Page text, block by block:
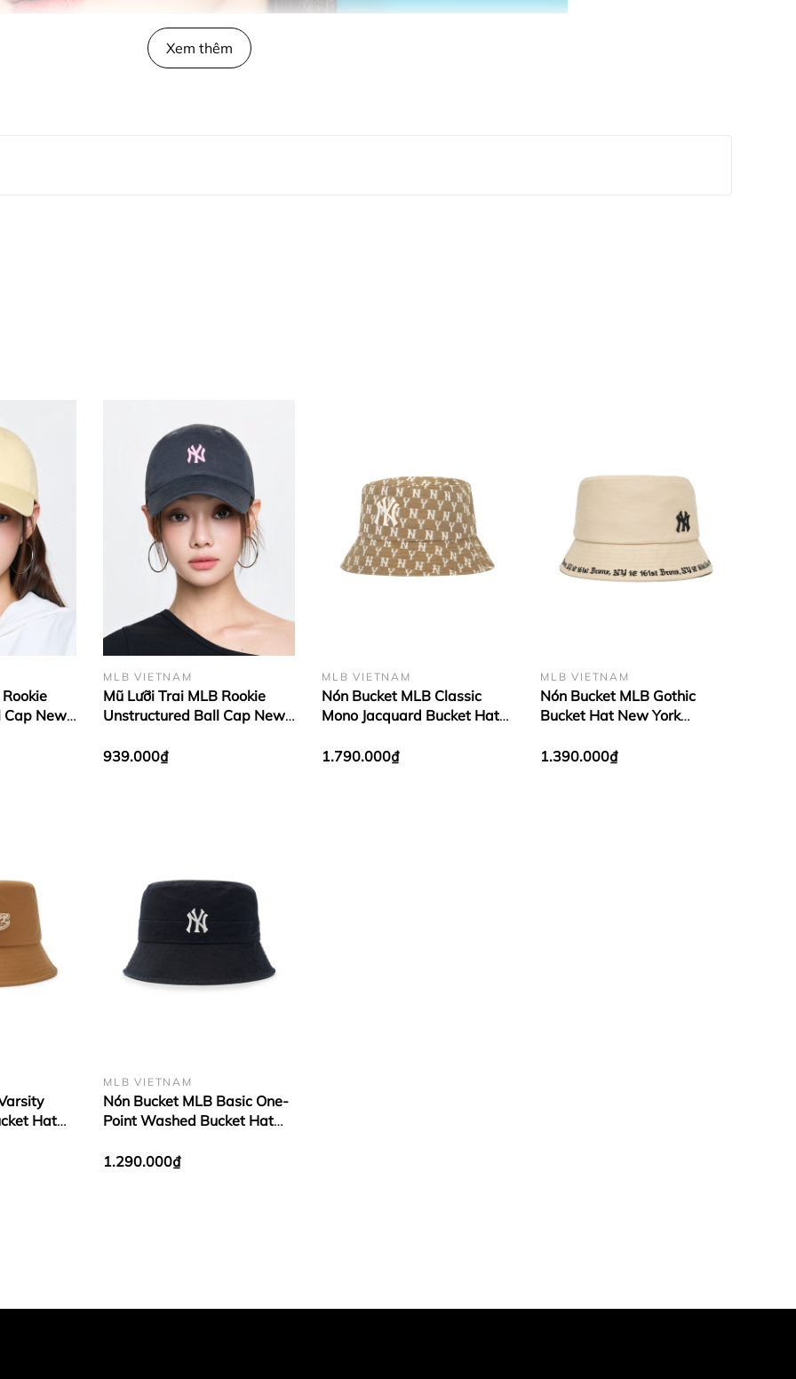
Xem thêm
Cap New
MLB VIETNAM
Mũ Lưỡi Trai MLB Rookie
Unstructured Ball Cap New
939.000₫
MLB VIETNAM
Nón Bucket MLB Classic
Mono Jacquard Bucket Hat
1.790.000₫
MLB VIETNAM
Nón Bucket MLB Gothic
Bucket Hat New York
Beige
1.390.000₫
Hat
MLB VIETNAM
Nón Bucket MLB Basic One-
Point Washed Bucket Hat
1.290.000₫